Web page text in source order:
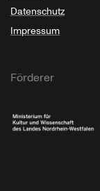
Datenschutz
Impressum
Förderer